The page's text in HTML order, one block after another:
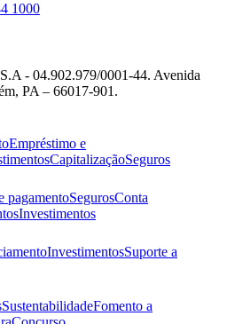
1000
- 04.902.979/0001‐44. Avenida
PA – 66017-901.
Empréstimo e
CapitalizaçãoSeguros
pagamentoSegurosConta
Investimentos
InvestimentosSuporte a
SustentabilidadeFomento a